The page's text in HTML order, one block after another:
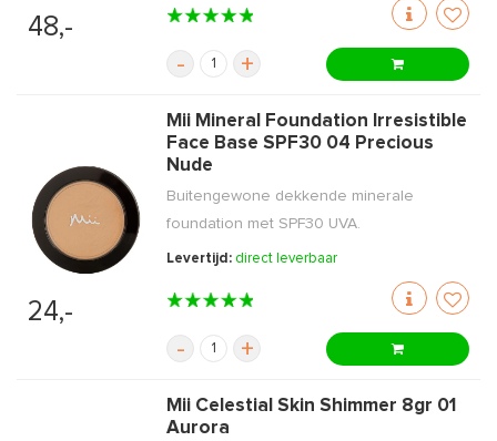
48,-
- +
24,-
Mii Mineral Foundation Irresistible
Face Base SPF30 04 Precious
Nude
Buitengewone dekkende minerale
foundation met SPF30 UVA.
Levertijd: direct leverbaar
- +
Mii Celestial Skin Shimmer 8gr 01
Aurora